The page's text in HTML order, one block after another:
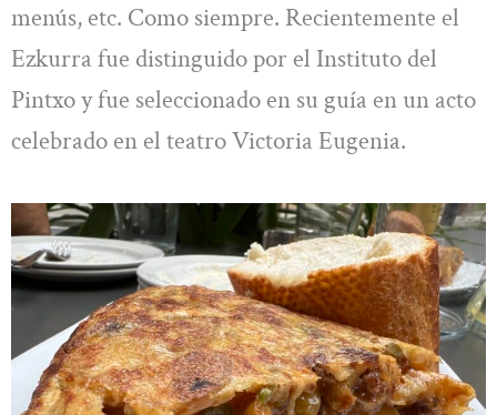
menús, etc. Como siempre. Recientemente el
Ezkurra fue distinguido por el Instituto del
Pintxo y fue seleccionado en su guía en un acto
celebrado en el teatro Victoria Eugenia.